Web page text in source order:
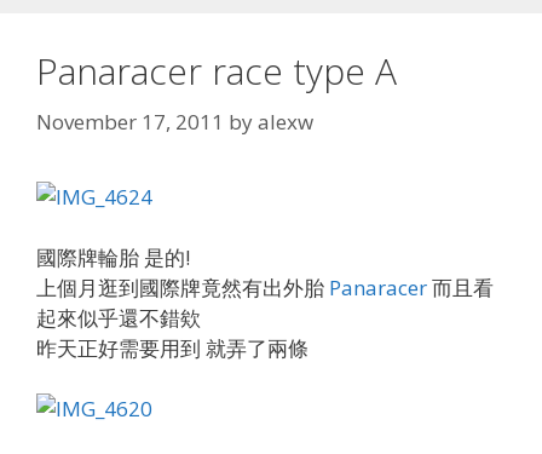
Panaracer race type A
November 17, 2011 byalexw
國際牌輪胎 是的!
上個月逛到國際牌竟然有出外胎 Panaracer而且看
起來似乎還不錯欸
昨天正好需要用到 就弄了兩條